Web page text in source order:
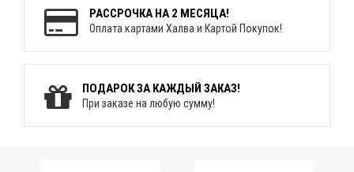
РАССРОЧКА НА 2 МЕСЯЦА!
Оплата картами Халва и Картой Покупок!
ПОДАРОК ЗА КАЖДЫЙ ЗАКАЗ!
При заказе на любую сумму!